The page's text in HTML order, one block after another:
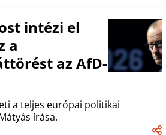
intézi el
a
az AfD-
a teljes európai politikai
írása.